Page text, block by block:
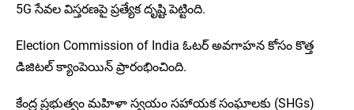
5G సేవల విస్తరణపై ప్రత్యేక దృష్టి పెట్టింది.
Election Commission of India ఓటర్ అవగాహన కోసం కొత్త
డిజిటల్ క్యాంపెయిన్ ప్రారంభించింది.
కేంద్ర ప్రభుత్వం మహిళా స్వయం సహాయక సంఘాలకు (SHGs)